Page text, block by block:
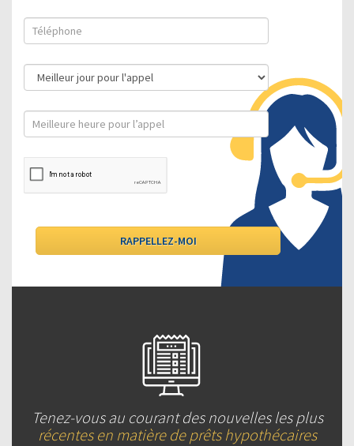
Tenez-vous au courant des nouvelles les plus
récentes en matière de prêts hypothécaires